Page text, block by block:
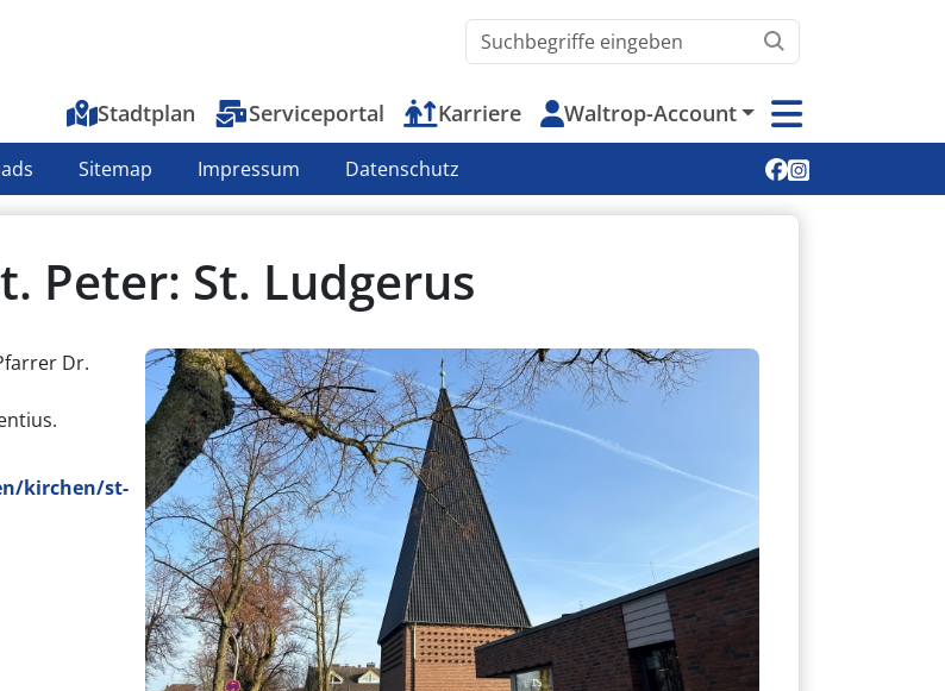
Waltrop.de durchsuchen
Top-Menu
Stadtplan Serviceportal Karriere Waltrop-Account
Sitemap Impressum Datenschutz Soziale Medien
Peter: St. Ludgerus
Dr.
kirchen/st-